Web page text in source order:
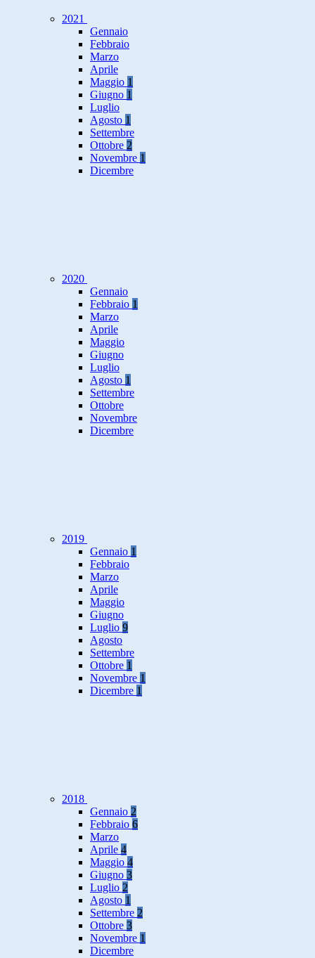
2021
Gennaio
Febbraio
Marzo
Aprile
Maggio 1
Giugno 1
Luglio
Agosto 1
Settembre
Ottobre 2
Novembre 1
Dicembre
2020
Gennaio
Febbraio 1
Marzo
Aprile
Maggio
Giugno
Luglio
Agosto 1
Settembre
Ottobre
Novembre
Dicembre
2019
Gennaio 1
Febbraio
Marzo
Aprile
Maggio
Giugno
Luglio 9
Agosto
Settembre
Ottobre 1
Novembre 1
Dicembre 1
2018
Gennaio 2
Febbraio 6
Marzo
Aprile 4
Maggio 4
Giugno 3
Luglio 2
Agosto 1
Settembre 2
Ottobre 3
Novembre 1
Dicembre